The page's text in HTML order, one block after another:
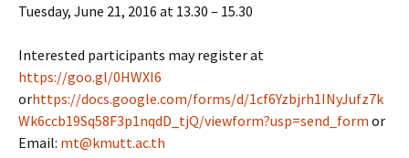
Tuesday, June 21, 2016 at 13.30 – 15.30
Interested participants may register at
https://goo.gl/0HWXI6
orhttps://docs.google.com/forms/d/1cf6Yzbjrh1INyJufz7k
Wk6ccb19Sq58F3p1nqdD_tjQ/viewform?usp=send_form or
Email: mt@kmutt.ac.th